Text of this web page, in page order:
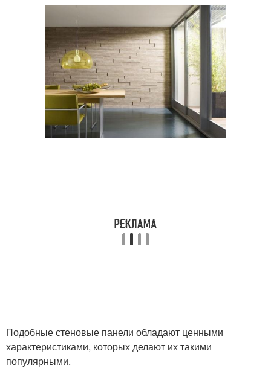
Подобные стеновые панели обладают ценными
характеристиками, которых делают их такими
популярными.